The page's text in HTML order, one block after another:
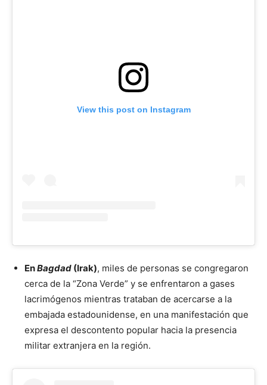
View this post on Instagram
EnBagdad (Irak), miles de personas se congregaron
cerca de la “Zona Verde” y se enfrentaron a gases
lacrimógenos mientras trataban de acercarse a la
embajada estadounidense, en una manifestación que
expresa el descontento popular hacia la presencia
militar extranjera en la región.